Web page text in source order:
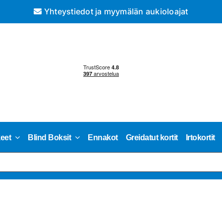
Yhteystiedot ja myymälän aukioloajat
Blind Boksit Ennakot Greidatut kortit Irtokortit